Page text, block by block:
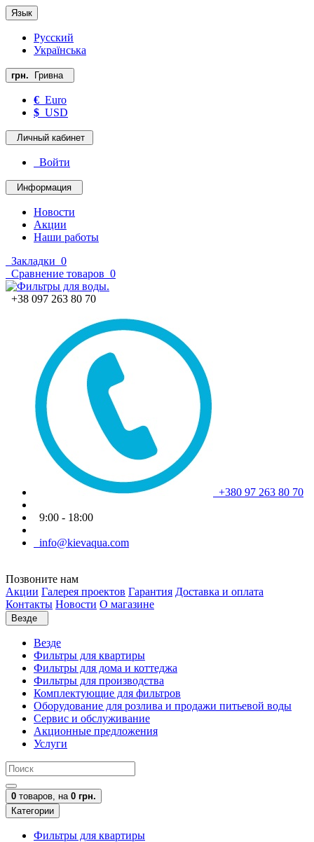
Язык
Русский
Українська
грн. Гривна
€ Euro
$ USD
Личный кабинет
Войти
Информация
Новости
Акции
Наши работы
Закладки 0
Сравнение товаров 0
+38 097 263 80 70
+380 97 263 80 70
9:00 - 18:00
info@kievaqua.com
Позвоните нам
Акции Галерея проектов Гарантия Доставка и оплата
Контакты Новости О магазине
Везде
Везде
Фильтры для квартиры
Фильтры для дома и коттеджа
Фильтры для производства
Комплектующие для фильтров
Оборудование для розлива и продажи питьевой воды
Сервис и обслуживание
Акционные предложения
Услуги
0 товаров, на 0 грн.
Категории
Фильтры для квартиры